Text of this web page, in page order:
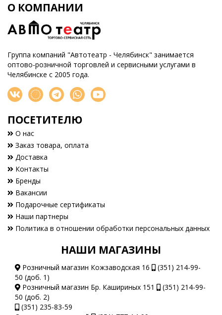
О КОМПАНИИ
Группа компаний "Автотеатр - Челябинск" занимается
оптово-розничной торговлей и сервисными услугами в
Челябинске с 2005 года.
ПОСЕТИТЕЛЮ
О нас
Заказ товара, оплата
Доставка
Контакты
Бренды
Вакансии
Подарочные сертификаты
Наши партнеры
Политика в отношении обработки персональных данных
НАШИ МАГАЗИНЫ
Розничный магазин Кожзаводская 16
(351) 214-99-
50 (доб. 1)
Розничный магазин Бр. Кашириных 151
(351) 214-99-
50 (доб. 2)
(351) 235-83-59